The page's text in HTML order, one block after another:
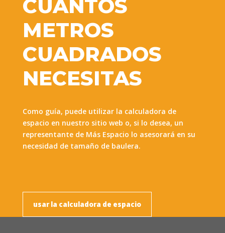
CUANTOS
METROS
CUADRADOS
NECESITAS
Como guía, puede utilizar la calculadora de
espacio en nuestro sitio web o, si lo desea, un
representante de Más Espacio lo asesorará en su
necesidad de tamaño de baulera.
usar la calculadora de espacio